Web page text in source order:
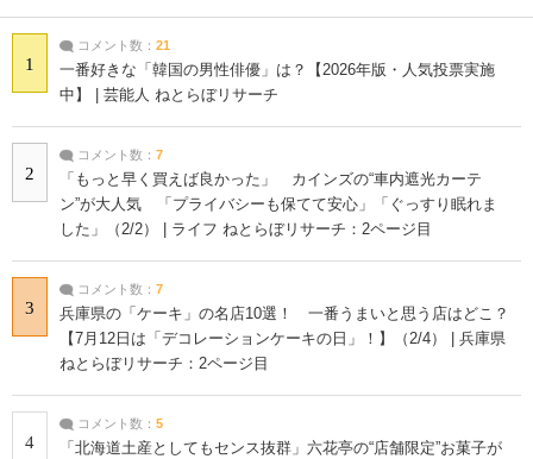
1
コメント数： 21
一番好きな「韓国の男性俳優」は？【2026年版・人気投票実施
中】 | 芸能人 ねとらぼリサーチ
2
コメント数： 7
「もっと早く買えば良かった」 カインズの“車内遮光カーテ
ン”が大人気 「プライバシーも保てて安心」「ぐっすり眠れま
した」（2/2） | ライフ ねとらぼリサーチ：2ページ目
3
コメント数： 7
兵庫県の「ケーキ」の名店10選！ 一番うまいと思う店はどこ？
【7月12日は「デコレーションケーキの日」！】（2/4） | 兵庫県
ねとらぼリサーチ：2ページ目
4
コメント数： 5
「北海道土産としてもセンス抜群」六花亭の“店舗限定”お菓子が